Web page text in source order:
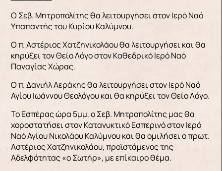
Ο Σεβ. Μητροπολίτης θα λειτουργήσει στον Ιερό Ναό
Υπαπαντής του Κυρίου Καλύμνου.
Ο π. Αστέριος Χατζηνικολάου θα λειτουργήσει και θα
κηρύξει τον Θείο Λόγο στον Καθεδρικό Ιερό Ναό
Παναγίας Χώρας.
Ο π. Δανιήλ Αεράκης θα λειτουργήσει στον Ιερό Ναό
Αγίου Ιωάννου Θεολόγου και θα κηρύξει τον Θείο Λόγο.
Το Εσπέρας ώρα 5μμ, ο Σεβ. Μητροπολίτης μας θα
χοροστατήσει στον Κατανυκτικό Εσπερινό στον Ιερό
Ναό Αγίου Νικολάου Καλύμνου και θα ομιλήσει ο πρωτ.
Αστέριος Χατζηνικολάου, προϊστάμενος της
Αδελφότητας «ο Σωτήρ», με επίκαιρο θέμα.